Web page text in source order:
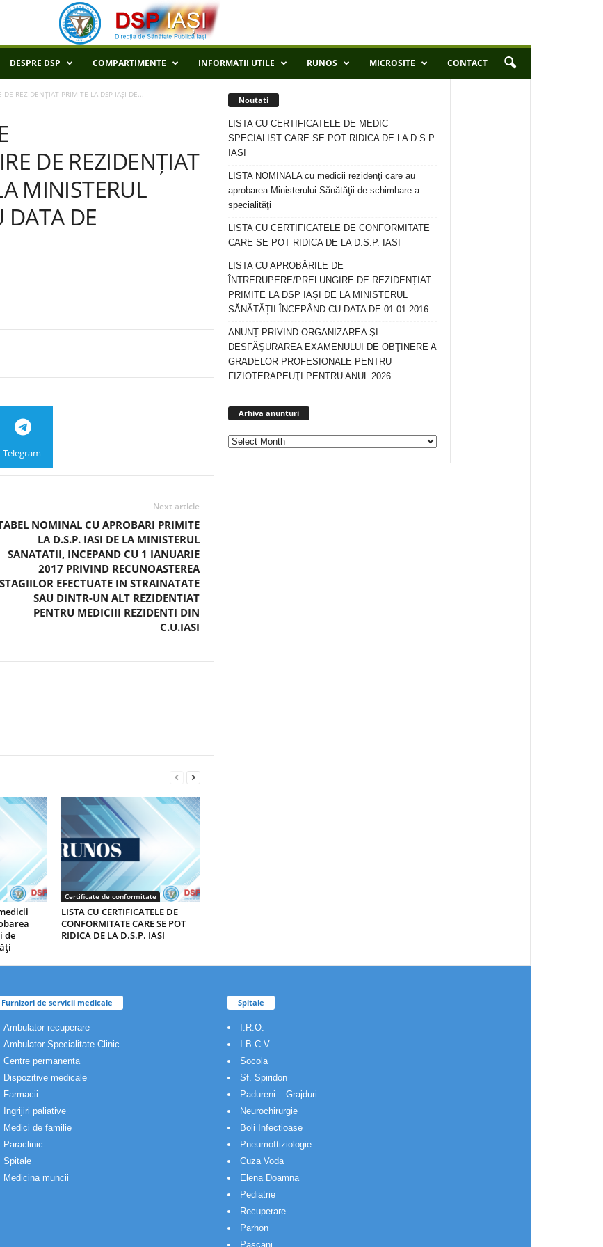
DESPRE DSP COMPARTIMENTE INFORMATII UTILE RUNOS MICROSITE CONTACT
DE REZIDENȚIAT PRIMITE LA DSP IAȘI DE...
DE REZIDENȚIAT
MINISTERUL
DATA DE
Telegram
Next article
NOMINAL CU APROBARI PRIMITE
LA D.S.P. IASI DE LA MINISTERUL
SANATATII, INCEPAND CU 1 IANUARIE
2017 PRIVIND RECUNOASTEREA
STAGIILOR EFECTUATE IN STRAINATATE
SAU DINTR-UN ALT REZIDENTIAT
PENTRU MEDICIII REZIDENTI DIN
C.U.IASI
de
Certificate de conformitate
LISTA CU CERTIFICATELE DE
CONFORMITATE CARE SE POT
RIDICA DE LA D.S.P. IASI
Noutati
LISTA CU CERTIFICATELE DE MEDIC
SPECIALIST CARE SE POT RIDICA DE LA D.S.P.
IASI
LISTA NOMINALA cu medicii rezidenţi care au
aprobarea Ministerului Sănătăţii de schimbare a
specialităţi
LISTA CU CERTIFICATELE DE CONFORMITATE
CARE SE POT RIDICA DE LA D.S.P. IASI
LISTA CU APROBĂRILE DE
ÎNTRERUPERE/PRELUNGIRE DE REZIDENȚIAT
PRIMITE LA DSP IAȘI DE LA MINISTERUL
SĂNĂTĂȚII ÎNCEPÂND CU DATA DE 01.01.2016
ANUNȚ PRIVIND ORGANIZAREA ŞI
DESFĂŞURAREA EXAMENULUI DE OBŢINERE A
GRADELOR PROFESIONALE PENTRU
FIZIOTERAPEUŢI PENTRU ANUL 2026
Arhiva anunturi
Furnizori de servicii medicale
Ambulator recuperare
Ambulator Specialitate Clinic
Centre permanenta
Dispozitive medicale
Farmacii
Ingrijiri paliative
Medici de familie
Paraclinic
Spitale
Medicina muncii
Spitale
I.R.O.
I.B.C.V.
Socola
Sf. Spiridon
Padureni – Grajduri
Neurochirurgie
Boli Infectioase
Pneumoftiziologie
Cuza Voda
Elena Doamna
Pediatrie
Recuperare
Parhon
Pascani